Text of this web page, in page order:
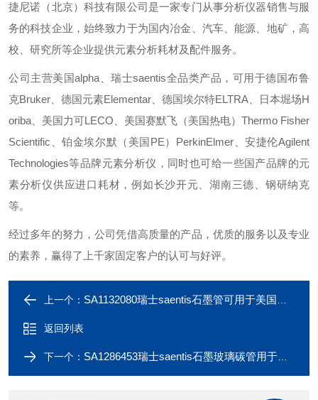
捷尼诺（北京）科技有限公司是一家专门从事分析仪器销售与服
务的科技企业，始终致力于为国内冶金、汽车、能源、地矿，高
校、研究所等企业提供元素分析耗材及配件服务。
公司主营美国alpha、瑞士saentis全品类产品，可用于德国布鲁
克Bruker、德国元素Elementar、德国埃尔特ELTRA、日本堀场H
oriba、美国力可LECO、美国赛默飞（美国热电）Thermo Fisher
Scientific、铂金埃尔默（美国PE）PerkinElmer、安捷伦Agilent
Technologies等品牌元素分析仪，同时也可给一些国产品牌的元
素分析仪供应进口耗材，例如长沙开元、湖南三德、钢研纳克
等。
经过多年的努力，公司凭借高质量的产品，优质的服务以及专业
的素养，赢得了上千家固定客户的认可与好评。
上一个： SA1132080瑞士saentis石墨管可用于美国赛默飞Thermo
返回列表
下一个： SA1286453瑞士saentis石墨玻璃碳管用于美国Thermo